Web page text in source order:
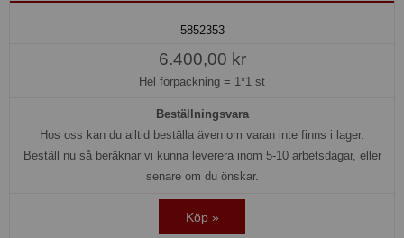
5852353
6.400,00 kr
Hel förpackning = 1*1 st
Beställningsvara
Hos oss kan du alltid beställa även om varan inte finns i lager.
Beställ nu så beräknar vi kunna leverera inom 5-10 arbetsdagar, eller
senare om du önskar.
Köp »